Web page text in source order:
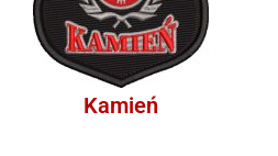
Kamień